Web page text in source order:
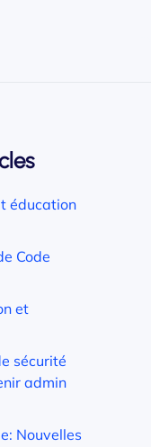
éducation
Code
et
sécurité
admin
Nouvelles